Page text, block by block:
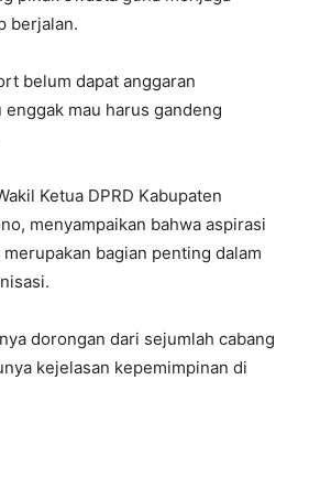
berjalan.
belum dapat anggaran
enggak mau harus gandeng
Ketua DPRD Kabupaten
menyampaikan bahwa aspirasi
bagian penting dalam
dorongan dari sejumlah cabang
kejelasan kepemimpinan di